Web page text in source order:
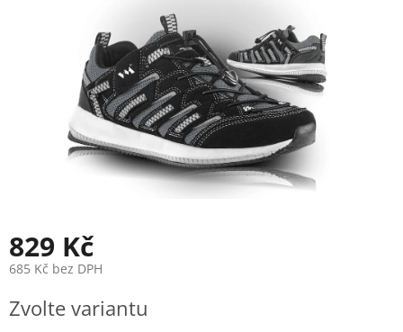
829 Kč
685 Kč bez DPH
cena:
Zvolte variantu